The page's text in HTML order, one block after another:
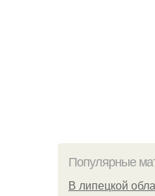
Популярные
В липецкой